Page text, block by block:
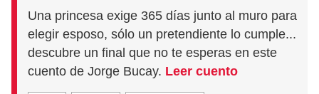
Una princesa exige 365 días junto al muro para
elegir esposo, sólo un pretendiente lo cumple...
descubre un final que no te esperas en este
cuento de Jorge Bucay. Leer cuento